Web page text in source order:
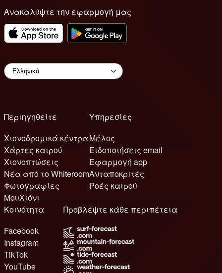
Ανακαλύψτε την εφαρμογή μας
Περιηγηθείτε
Χιονοδρομικά κέντρα
Χάρτες καιρού
Χιονοπτώσεις
Νέα από το Whiteroom
Φωτογραφίες
ΜουΧιόνι
Υπηρεσίες
Μέλος
Ειδοποιήσεις email
Εφαρμογή app
Ανταποκριτές
Ροές καιρού
Κοινότητα
Facebook
Instagram
TikTok
YouTube
Προβλέψτε κάθε περιπέτεια